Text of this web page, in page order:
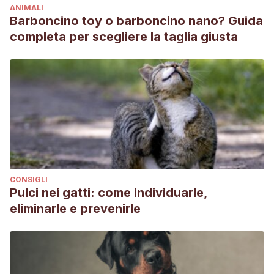
la Universidad Austral de Chile, Valdivia, durante el período
Archivos de medicina veterinaria 40
294.
Palmero, M. (2019) Disnea Aguda, Ronquidos, Sonidos
inspiratorios… y ahora ¿qué hago?. Congreso Veterinario
Ibiza. Recuperado el 28 de marzo de 2022, disponible en:
https://congresoveterinarioibiza.com/wp-
content/uploads/Disnea-aguda-ronquidos-sonidos-
inspiratorios…-M.-Palmero.pdf
Palmero, M. L., & Felino, G. C. C. Calicivirus Virulento
Sistémico (VS-FCV). Obtenido de Gattos Centro Clínico
Felino: https://www. gattos.
net/images/Publicaciones/Marisa/ArticulosNuevos/7ACaliciv
irusVirulentoSistemico. pdf.
Dambolena, I., Paludi, A., Nieto, M. & Dolcini, G. (2017)
Calicivirus felino en gatos vacunados. (Tesina de grado,
ANIMALI
Barboncino toy o barboncino nano? Guida
completa per scegliere la taglia giusta
CONSIGLI
Pulci nei gatti: come individuarle,
eliminarle e prevenirle